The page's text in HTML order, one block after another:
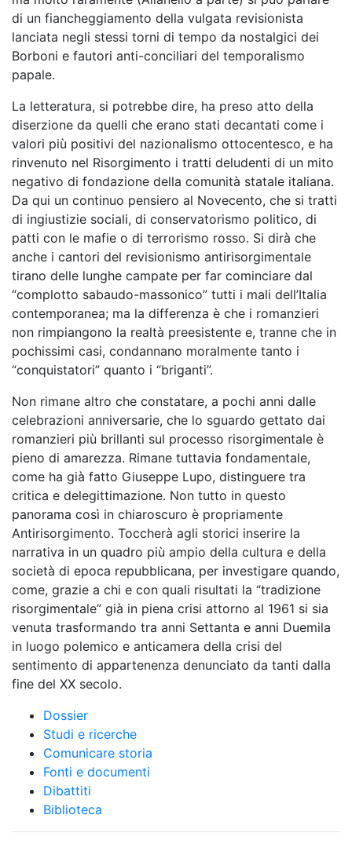
di un fiancheggiamento della vulgata revisionista
lanciata negli stessi torni di tempo da nostalgici dei
Borboni e fautori anti-conciliari del temporalismo
papale.
La letteratura, si potrebbe dire, ha preso atto della
diserzione da quelli che erano stati decantati come i
valori più positivi del nazionalismo ottocentesco, e ha
rinvenuto nel Risorgimento i tratti deludenti di un mito
negativo di fondazione della comunità statale italiana.
Da qui un continuo pensiero al Novecento, che si tratti
di ingiustizie sociali, di conservatorismo politico, di
patti con le mafie o di terrorismo rosso. Si dirà che
anche i cantori del revisionismo antirisorgimentale
tirano delle lunghe campate per far cominciare dal
“complotto sabaudo-massonico” tutti i mali dell’Italia
contemporanea; ma la differenza è che i romanzieri
non rimpiangono la realtà preesistente e, tranne che in
pochissimi casi, condannano moralmente tanto i
“conquistatori” quanto i “briganti”.
Non rimane altro che constatare, a pochi anni dalle
celebrazioni anniversarie, che lo sguardo gettato dai
romanzieri più brillanti sul processo risorgimentale è
pieno di amarezza. Rimane tuttavia fondamentale,
come ha già fatto Giuseppe Lupo, distinguere tra
critica e delegittimazione. Non tutto in questo
panorama così in chiaroscuro è propriamente
Antirisorgimento. Toccherà agli storici inserire la
narrativa in un quadro più ampio della cultura e della
società di epoca repubblicana, per investigare quando,
come, grazie a chi e con quali risultati la “tradizione
risorgimentale” già in piena crisi attorno al 1961 si sia
venuta trasformando tra anni Settanta e anni Duemila
in luogo polemico e anticamera della crisi del
sentimento di appartenenza denunciato da tanti dalla
fine del XX secolo.
Dossier
Studi e ricerche
Comunicare storia
Fonti e documenti
Dibattiti
Biblioteca